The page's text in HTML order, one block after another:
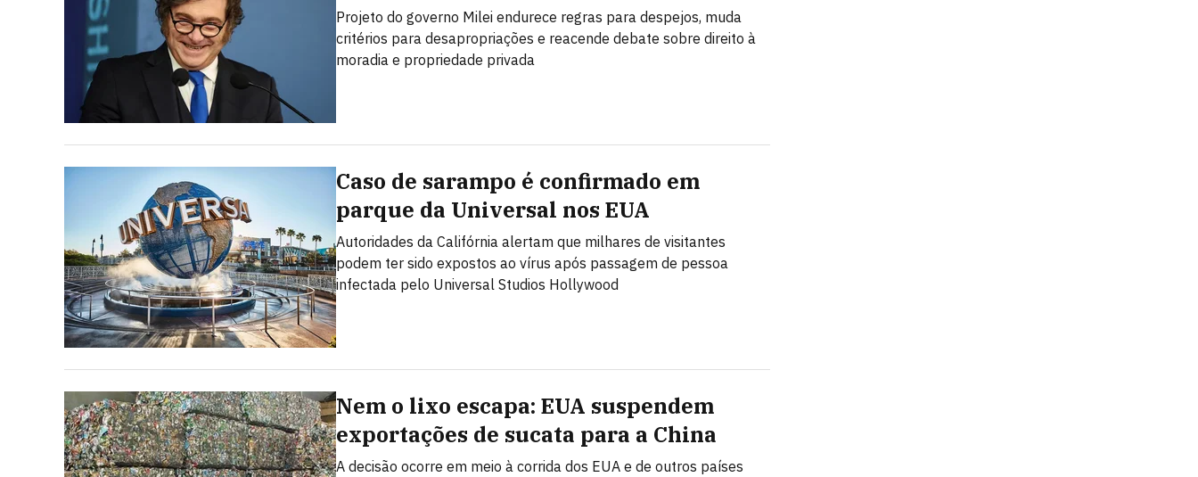
Projeto do governo Milei endurece regras para despejos, muda
critérios para desapropriações e reacende debate sobre direito à
moradia e propriedade privada
Caso de sarampo é confirmado em
parque da Universal nos EUA
Autoridades da Califórnia alertam que milhares de visitantes
podem ter sido expostos ao vírus após passagem de pessoa
infectada pelo Universal Studios Hollywood
Nem o lixo escapa: EUA suspendem
exportações de sucata para a China
A decisão ocorre em meio à corrida dos EUA e de outros países